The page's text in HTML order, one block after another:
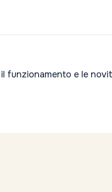
e le